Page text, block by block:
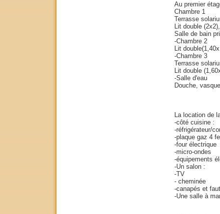
Au premier
Chambre 1
Terrasse
Lit double (2x2),
Salle de bain
-Chambre 2
Lit
-Chambre 3
Terrasse
Lit double
-Salle d'eau
Douche,
La location de
-côté cuisine :
-réfrigérateur/
-plaque gaz 4
-four électrique
-micro-ondes
-équipements
-Un salon :
-TV
- cheminée
-canapés et
-Une salle à